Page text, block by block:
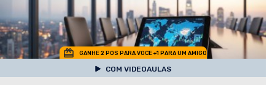
GANHE 2 POS PARA VOCE +1 PARA UM AMIGO
COM VIDEOAULAS